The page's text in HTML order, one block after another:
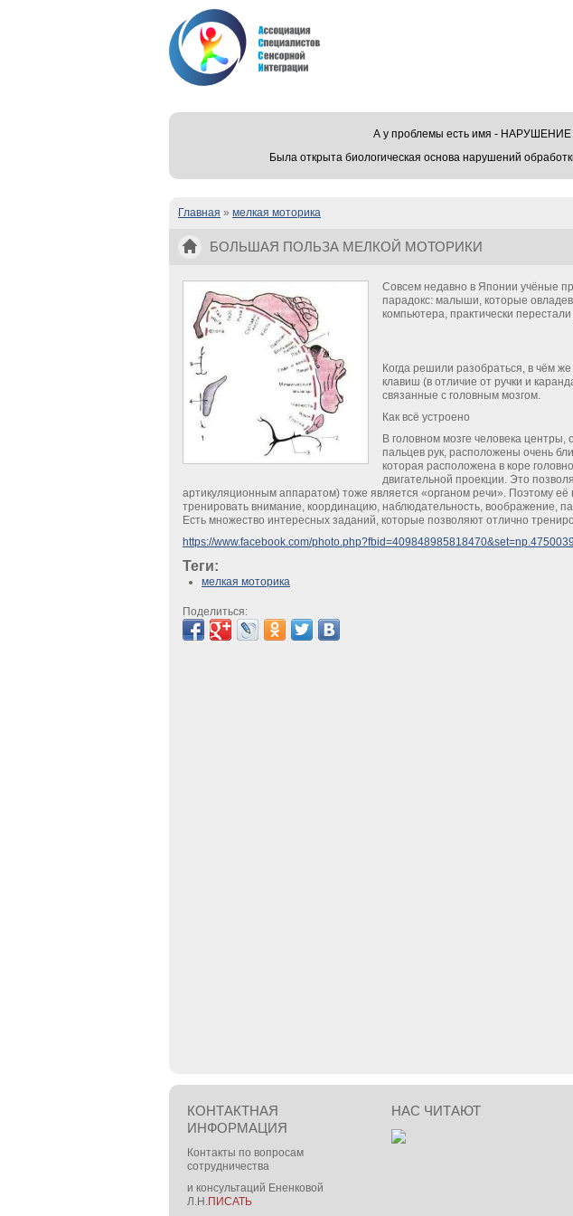
А у проблемы есть имя -
Была открыта биологическая основа нарушений
Вы здесь
Главная » мелкая моторика
БОЛЬШАЯ ПОЛЬЗА МЕЛКОЙ МОТОРИКИ
Совсем недавно в Японии учёные
парадокс: малыши, которые
компьютера, практически перестали
Когда решили разобраться, в чём
клавиш (в отличие от ручки и
связанные с головным мозгом.
Как всё устроено
В головном мозге человека
пальцев рук, расположены очень
которая расположена в коре
двигательной проекции. Это
артикуляционным аппаратом) тоже является «органом речи». Поэтому её
тренировать внимание, координацию, наблюдательность, воображение,
Есть множество интересных заданий, которые позволяют отлично
https://www.facebook.com/
Теги:
мелкая моторика
Поделиться:
КОНТАКТНАЯ
ИНФОРМАЦИЯ
Контакты по вопросам
сотрудничества
и консультаций Ененковой
Л.Н.ПИСАТЬ
НАС ЧИТАЮТ